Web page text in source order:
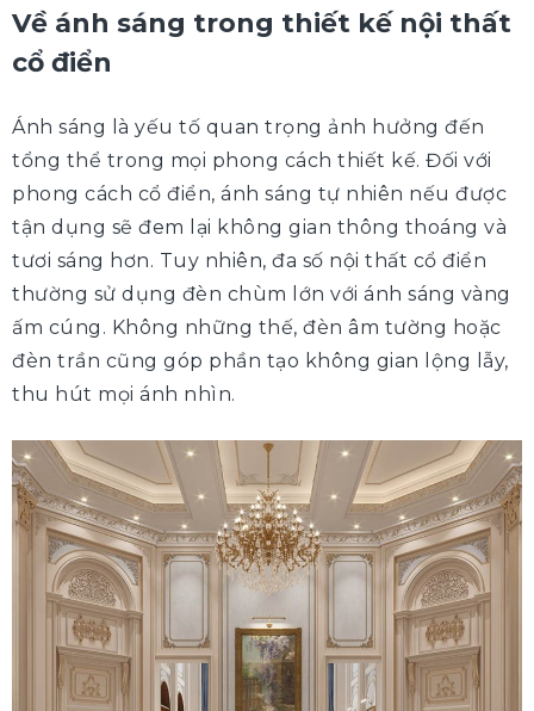
Về ánh sáng trong thiết kế nội thất
cổ điển
Ánh sáng là yếu tố quan trọng ảnh hưởng đến
tổng thể trong mọi phong cách thiết kế. Đối với
phong cách cổ điển, ánh sáng tự nhiên nếu được
tận dụng sẽ đem lại không gian thông thoáng và
tươi sáng hơn. Tuy nhiên, đa số nội thất cổ điển
thường sử dụng đèn chùm lớn với ánh sáng vàng
ấm cúng. Không những thế, đèn âm tường hoặc
đèn trần cũng góp phần tạo không gian lộng lẫy,
thu hút mọi ánh nhìn.